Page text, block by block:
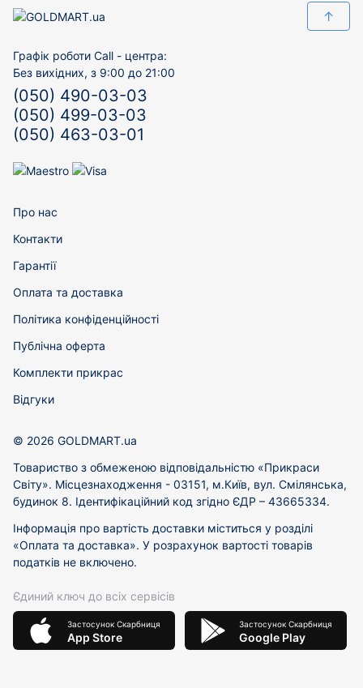
↑
Графік роботи Call - центра:
Без вихідних, з 9:00 до 21:00
(050) 490-03-03
(050) 499-03-03
(050) 463-03-01
Про нас
Контакти
Гарантії
Оплата та доставка
Політика конфіденційності
Публічна оферта
Комплекти прикрас
Відгуки
© 2026 GOLDMART.ua
Товариство з обмеженою відповідальністю «Прикраси
Світу». Місцезнаходження - 03151, м.Київ, вул. Смілянська,
будинок 8. Ідентифікаційний код згідно ЄДР – 43665334.
Інформація про вартість доставки міститься у розділі
«Оплата та доставка». У розрахунок вартості товарів
податків не включено.
Єдиний ключ до всіх сервісів
Застосунок Скарбниця
App Store
Застосунок Скарбниця
Google Play